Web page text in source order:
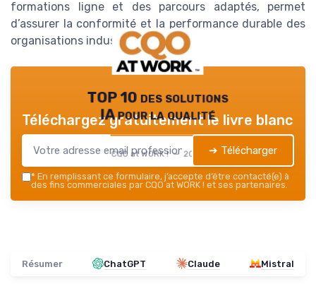
formations ligne et des parcours adaptés, permet
d’assurer la conformité et la performance durable des
organisations industrielles.
TOP 10 des solutions
IA pour la qualité
CQO at WORK ! — 2026
Téléchargez gratuitement le livre blanc
➔ Télécharger
* En remplissant ce formulaire, j’accepte d’être contacté(e) à
des fins commerciales par CQO at WORK ! et ses partenaires.
Résumer ChatGPT Claude Mistral